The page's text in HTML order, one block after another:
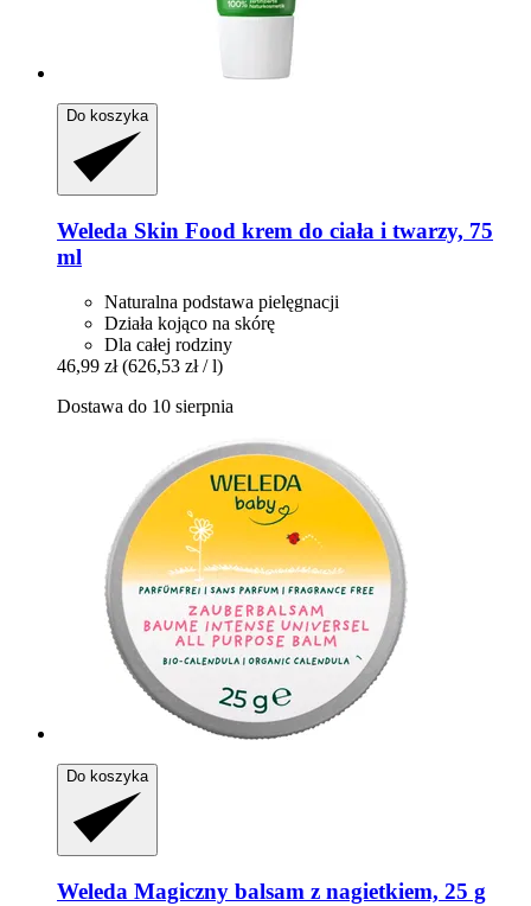
Do koszyka
Weleda Skin Food krem do ciała i twarzy, 75
ml
Naturalna podstawa pielęgnacji
Działa kojąco na skórę
Dla całej rodziny
46,99 zł (626,53 zł / l)
Dostawa do 10 sierpnia
Do koszyka
Weleda Magiczny balsam z nagietkiem, 25 g